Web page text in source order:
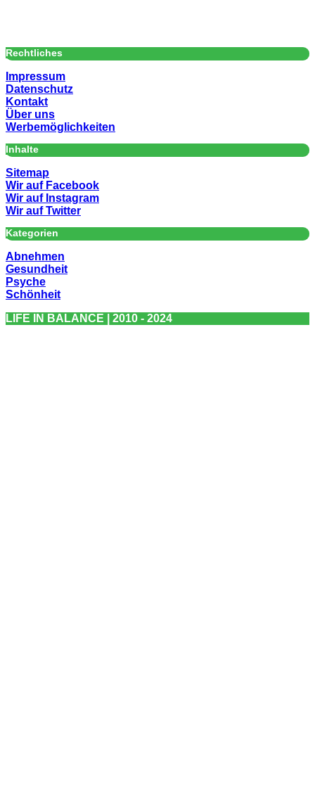
Rechtliches
Impressum
Datenschutz
Kontakt
Über uns
Werbemöglichkeiten
Inhalte
Sitemap
Wir auf Facebook
Wir auf Instagram
Wir auf Twitter
Kategorien
Abnehmen
Gesundheit
Psyche
Schönheit
LIFE IN BALANCE | 2010 - 2024